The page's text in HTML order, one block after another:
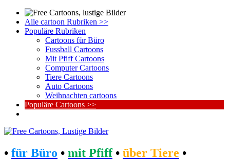
Alle cartoon Rubriken >>
Populäre Rubriken
Cartoons für Büro
Fussball Cartoons
Mit Pfiff Cartoons
Computer Cartoons
Tiere Cartoons
Auto Cartoons
Weihnachten cartoons
Populäre Cartoons >>
• für Büro • mit Pfiff• über Tiere •